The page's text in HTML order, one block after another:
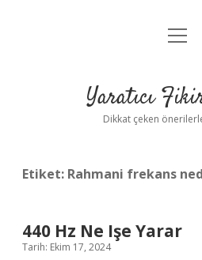
Anasayfa
Yasal
Yaratıcı
Dikkat çeken
Etiket: Rahmani frekans
440 Hz Ne Işe Yarar
Tarih: Ekim 17, 2024